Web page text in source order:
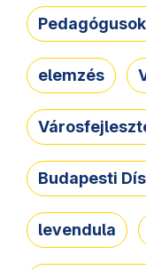
elemzés
Budapesti
levendula